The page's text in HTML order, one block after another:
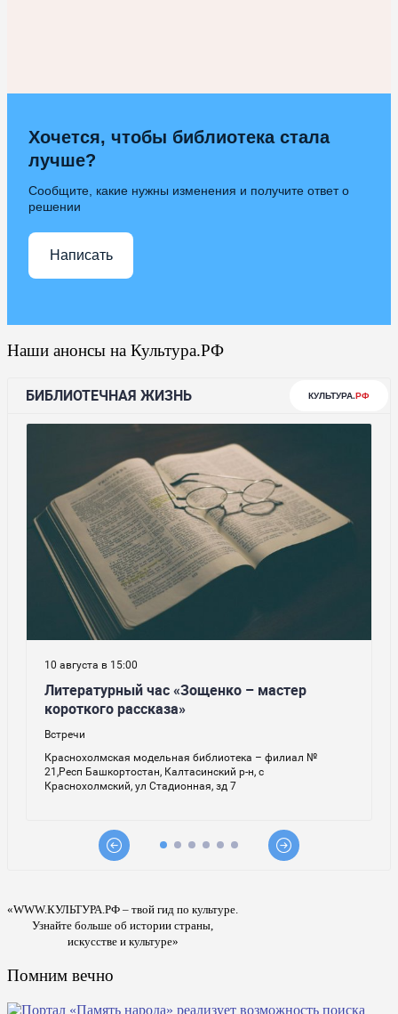
Хочется, чтобы библиотека стала
лучше?
Сообщите, какие нужны изменения и получите ответ о
решении
Написать
Наши анонсы на Культура.РФ
«WWW.КУЛЬТУРА.РФ – твой гид по культуре.
Узнайте больше об истории страны,
искусстве и культуре»
Помним вечно